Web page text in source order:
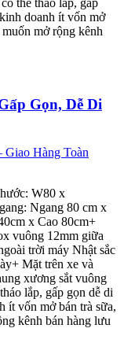
doanh ít vốn mở
mở rộng kênh
Gọn, Dễ Di
W80 x
Ngang 80 cm x
x Cao 80cm+
vuông 12mm giữa
trời máy Nhật sắc
Mặt trên xe và
xương sắt vuông
lắp, gấp gọn dễ di
ít vốn mở bán trà sữa,
kênh bán hàng lưu